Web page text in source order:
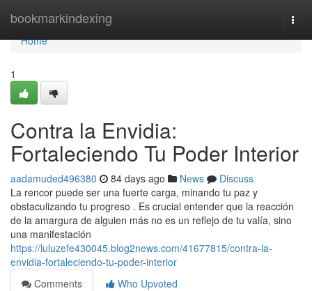
bookmarkindexing
Home
Home
1
Contra la Envidia:
Fortaleciendo Tu Poder Interior
aadamuded496380 84 days ago News
Discuss
La rencor puede ser una fuerte carga, minando tu paz y
obstaculizando tu progreso . Es crucial entender que la reacción
de la amargura de alguien más no es un reflejo de tu valía, sino
una manifestación
https://luluzefe430045.blog2news.com/41677815/contra-la-
envidia-fortaleciendo-tu-poder-interior
Comments
Who Upvoted